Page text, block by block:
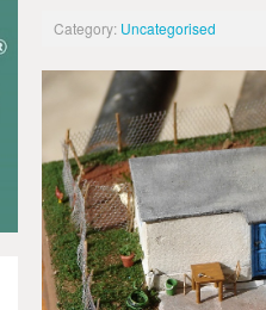
Category: Uncategorised